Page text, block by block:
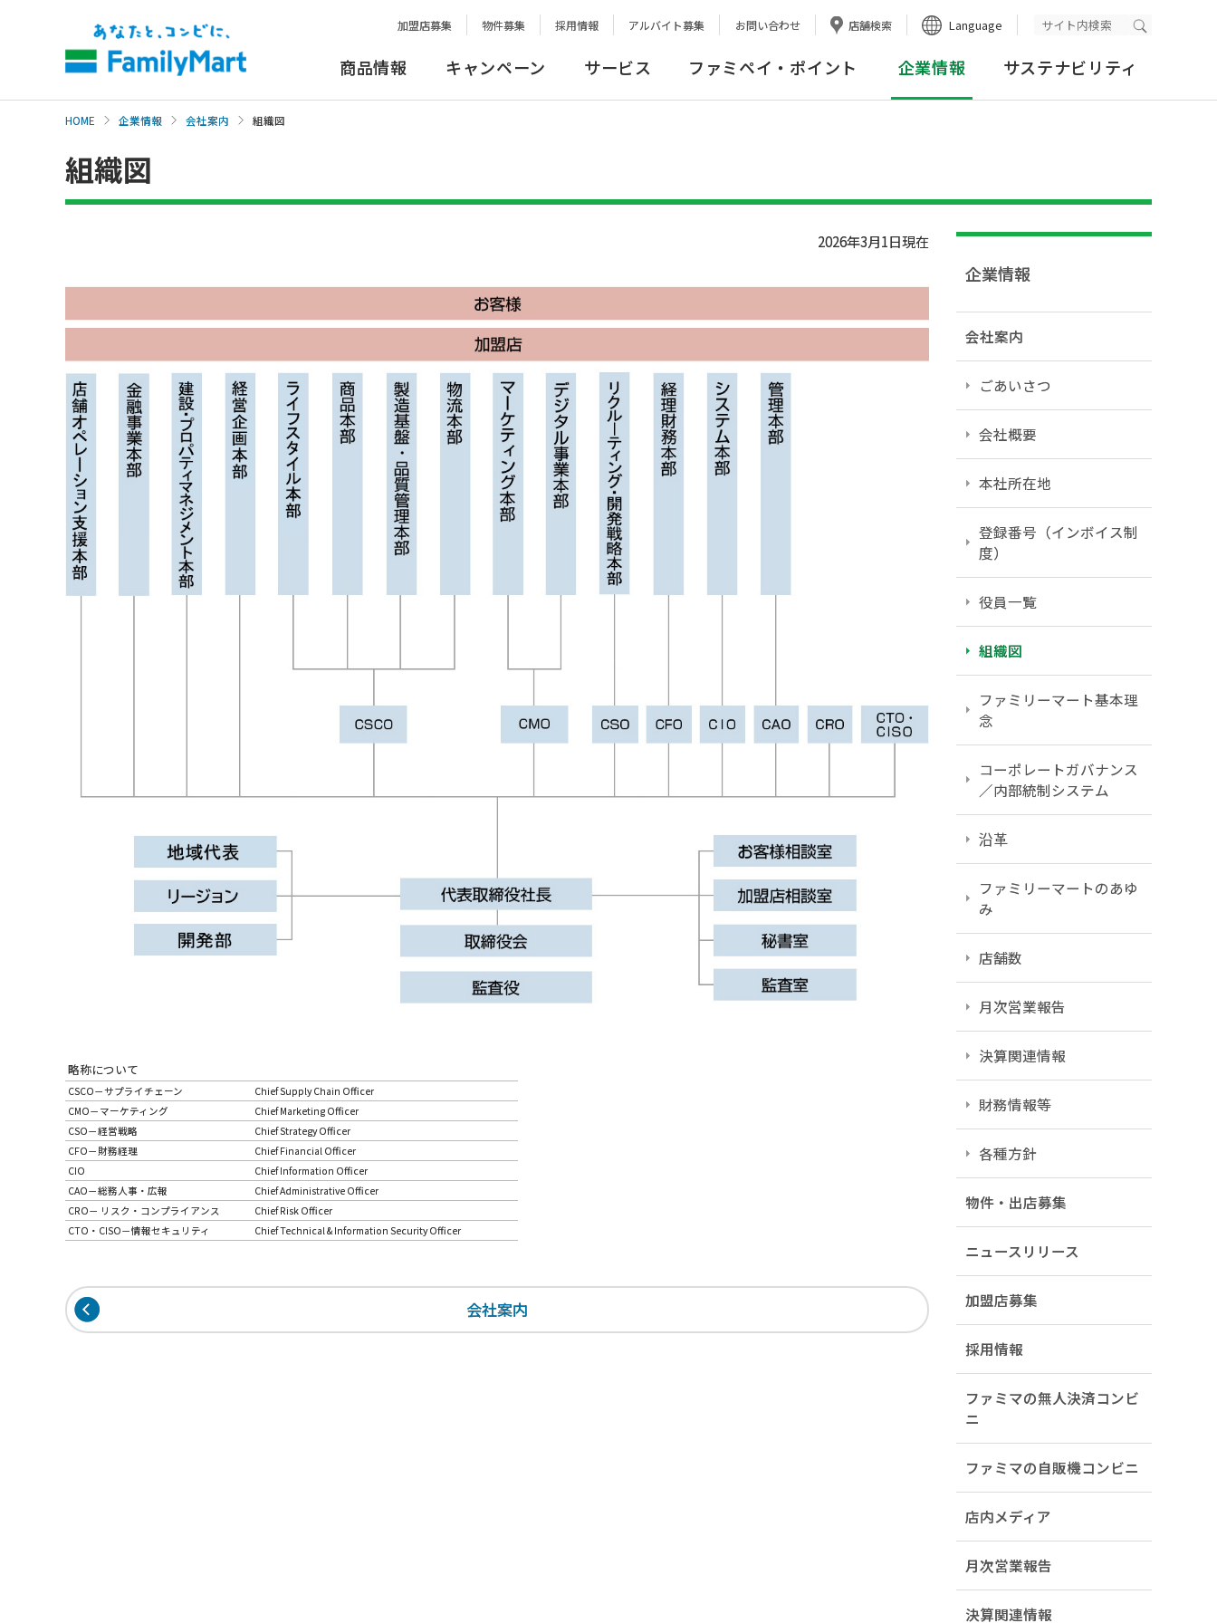
加盟店募集 物件募集 採用情報 アルバイト募集 お問い合わせ 店舗検索 Language 検索実行
商品情報 キャンペーン サービス ファミペイ・ポイント 企業情報 サステナビリティ
HOME 企業情報 会社案内 組織図
組織図
2026年3月1日現在
略称について
CSCO－サプライチェーン
Chief Supply Chain Officer
CMO－マーケティング
Chief Marketing Officer
CSO－経営戦略
Chief Strategy Officer
CFO－財務経理
Chief Financial Officer
CIO
Chief Information Officer
CAO－総務人事・広報
Chief Administrative Officer
CRO－ リスク・コンプライアンス
Chief Risk Officer
CTO・CISO－情報セキュリティ
Chief Technical & Information Security Officer
会社案内
企業情報
会社案内
ごあいさつ
会社概要
本社所在地
登録番号（インボイス制
度）
役員一覧
組織図
ファミリーマート基本理
念
コーポレートガバナンス
／内部統制システム
沿革
ファミリーマートのあゆ
み
店舗数
月次営業報告
決算関連情報
財務情報等
各種方針
物件・出店募集
ニュースリリース
加盟店募集
採用情報
ファミマの無人決済コンビ
ニ
ファミマの自販機コンビニ
店内メディア
月次営業報告
決算関連情報